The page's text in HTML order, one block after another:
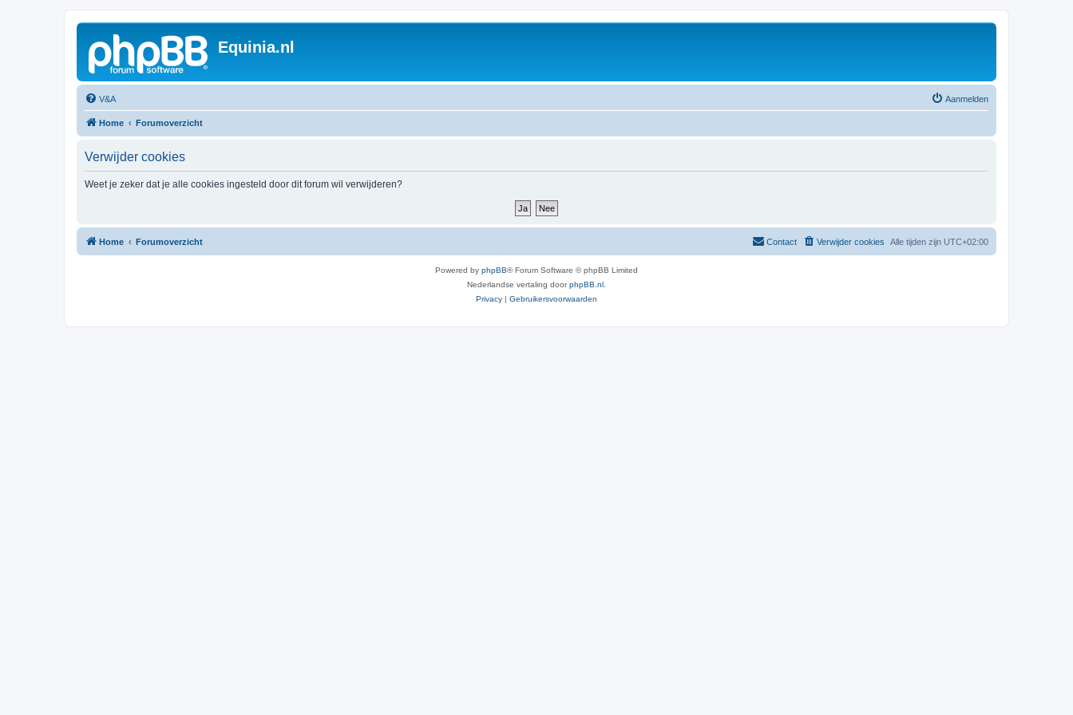
Equinia.nl
V&A Aanmelden
Home Forumoverzicht
Verwijder cookies
Weet je zeker dat je alle cookies ingesteld door dit forum wil verwijderen?
Home Forumoverzicht Alle tijden zijn UTC+02:00
Verwijder cookies
Contact
Powered by phpBB® Forum Software © phpBB Limited
Nederlandse vertaling doorphpBB.nl
Privacy | Gebruikersvoorwaarden